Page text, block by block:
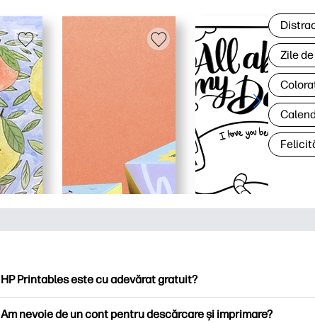
Zile
HP Printables este cu adevărat gratuit?
Am nevoie de un cont pentru descărcare și imprimare?